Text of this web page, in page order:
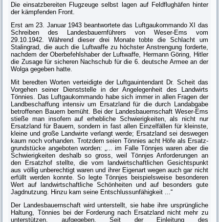
Die einsatzbereiten Flugzeuge selbst lagen auf Feldflughäfen hinter
der kämp­fenden Front.
Erst am 23. Januar 1943 beantwortete das Luftgaukommando XI das
Schreiben des Landesbauernführers von Weser-Ems vom
29.10.1942. Während dieser drei Monate tobte die Schlacht um
Stalingrad, die auch die Luftwaffe zu höch­ster Anstrengung forderte,
nachdem der Oberbefehlshaber der Luftwaffe, Hermann Göring, Hitler
die Zusage für sicheren Nachschub für die 6. deut­sche Armee an der
Wolga gegeben hatte.
Mit beredten Worten verteidigte der Luftgauintendant Dr. Scheit das
Vorge­hen seiner Dienststelle in der Angelegenheit des Landwirts
Tönnies. Das Luft­gaukommando habe sich immer in allen Fragen der
Landbeschaffung intensiv um Ersatzland für die durch Landabgabe
betroffenen Bauern bemüht. Bei der Landesbauernschaft Weser-Ems
stieße man insofern auf erhebliche Schwierig­keiten, als nicht nur
Ersatzland für Bauern, sondern in fast allen Einzelfällen für kleinste,
kleine und große Landwirte verlangt werde; Ersatzland sei deswe­gen
kaum noch vorhanden. Trotzdem seien Tönnies acht Höfe als Ersatz­
grundstücke angeboten worden: „... im Falle Tönnjes waren aber die
Schwie­rigkeiten deshalb so gross, weil Tönnjes Anforderungen an
den Ersatzhof stellte, die vom landwirtschaftlichen Gesichtspunkt
aus völlig unberechtigt waren und ihrer Eigenart wegen auch gar nicht
erfüllt werden konnte. So legte Tönnjes beispielsweise besonderen
Wert auf landwirtschaftliche Schönheiten und auf besonders gute
Jagdnutzung. Hinzu kam seine Entschlussunfä­higkeit ...“
Der Landesbauernschaft wird unterstellt, sie habe ihre ursprüngliche
Haltung, Tönnies bei der Forderung nach Ersatzland nicht mehr zu
unterstützen, aufge­geben. Seit der Einleitung des